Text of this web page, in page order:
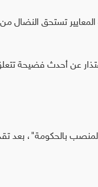
تستحق النضال
عن أحدث
لمنصب بالحكومة"،